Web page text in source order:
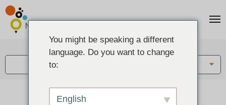
You might be speaking a different
language. Do you want to change
to:
English